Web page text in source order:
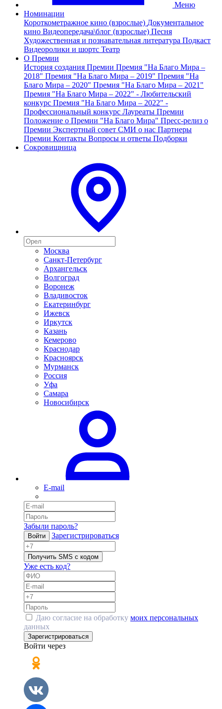
Меню
Номинации
Короткометражное кино (взрослые) Документальное
кино Видеопередача\блог (взрослые) Песня
Художественная и познавательная литература Подкаст
Видеоролики и шортс Театр
О Премии
История создания Премии Премия "На Благо Мира –
2018" Премия "На Благо Мира – 2019" Премия "На
Благо Мира – 2020" Премия "На Благо Мира – 2021"
Премия "На Благо Мира – 2022" - Любительский
конкурс Премия "На Благо Мира – 2022" -
Профессиональный конкурс Лауреаты Премии
Положение о Премии "На Благо Мира" Пресс-релиз о
Премии Экспертный совет СМИ о нас Партнеры
Премии Контакты Вопросы и ответы Подборки
Сокровищница
Москва
Санкт-Петербург
Архангельск
Волгоград
Воронеж
Владивосток
Екатеринбург
Ижевск
Иркутск
Казань
Кемерово
Краснодар
Красноярск
Мурманск
Россия
Уфа
Самара
Новосибирск
E-mail
Забыли пароль?
Войти Зарегистрироваться
Получить SMS с кодом
Уже есть код?
Даю согласие на обработку моих персональных
данных
Зарегистрироваться
Войти через